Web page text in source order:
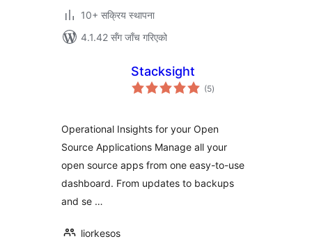
10+ सक्रिय स्थापना
4.1.42 सँग जाँच गरिएको
Stacksight
(5कुल
रेटिङ्गहरू
)
Operational Insights for your Open
Source Applications Manage all your
open source apps from one easy-to-use
dashboard. From updates to backups
and se …
liorkesos